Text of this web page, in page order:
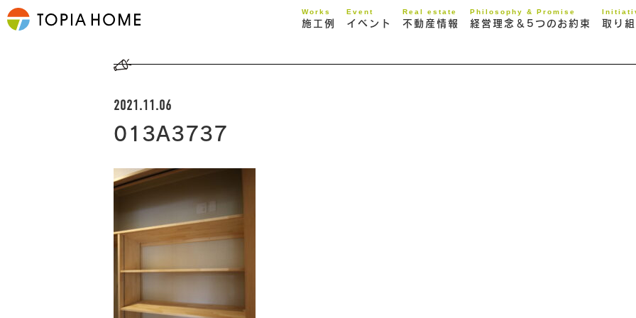
Works
施工例
Event
イベント
Real estate
不動産情報
Philosophy & Promise
経営理念＆5つのお約束 取り
2021.11.06
013A3737